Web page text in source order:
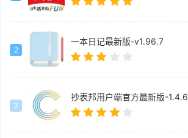
2
一本日记最新版-v1.96.7
3
抄表邦用户端官方最新版-1.4.6